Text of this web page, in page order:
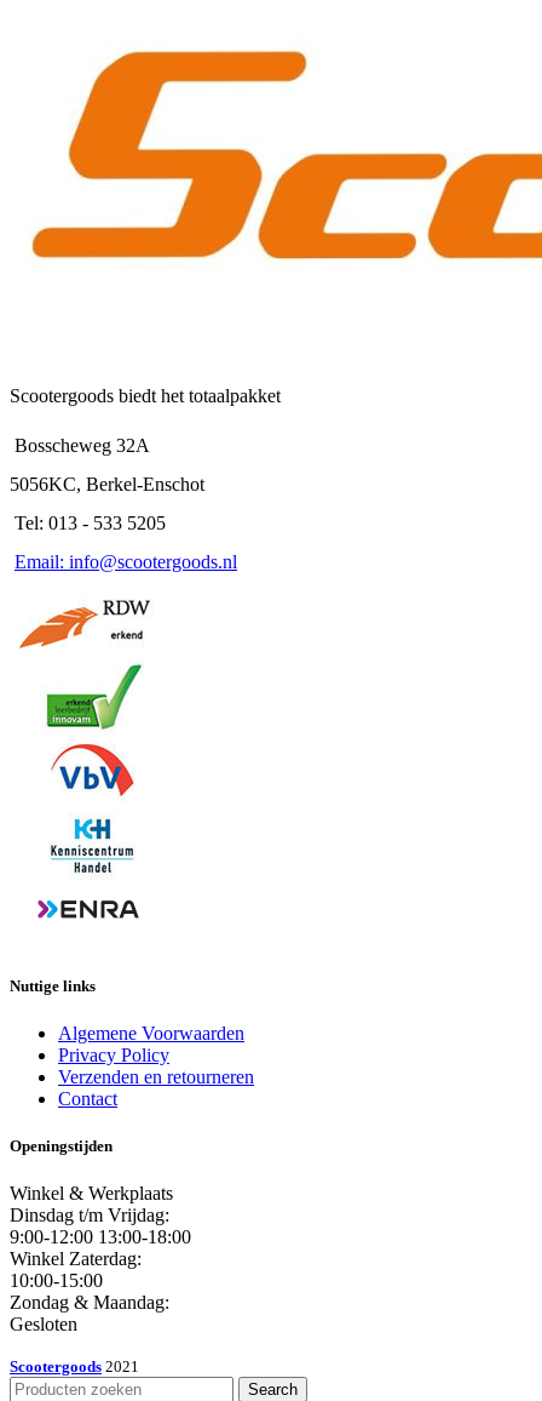
Scootergoods biedt het totaalpakket
Bosscheweg 32A
5056KC, Berkel-Enschot
Tel: 013 - 533 5205
Email: info@scootergoods.nl
Nuttige links
Algemene Voorwaarden
Privacy Policy
Verzenden en retourneren
Contact
Openingstijden
Winkel & Werkplaats
Dinsdag t/m Vrijdag:
9:00-12:00 13:00-18:00
Winkel Zaterdag:
10:00-15:00
Zondag & Maandag:
Gesloten
Scootergoods 2021
Search